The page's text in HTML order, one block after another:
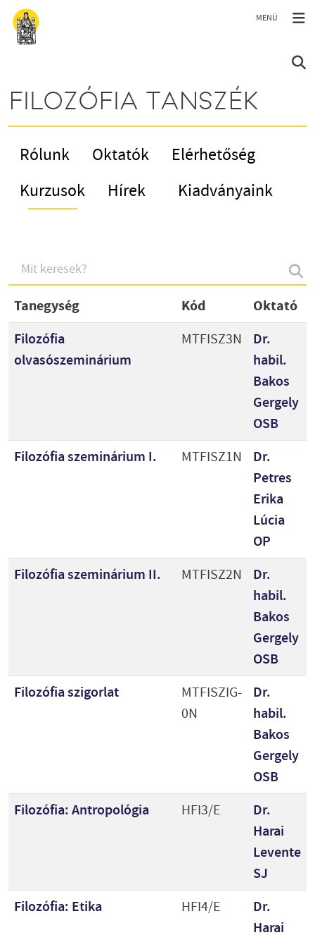
Ugrás a tartalomra
FILOZÓFIA TANSZÉK
Rólunk Oktatók
Elérhetőség
Kurzusok
Hírek Kiadványaink
Tanegység Kód Oktató
Filozófia
olvasószeminárium
MTFISZ3N
Dr.
habil.
Bakos
Gergely
OSB
Filozófia szeminárium I.
MTFISZ1N
Dr.
Petres
Erika
Lúcia
OP
Filozófia szeminárium II.
MTFISZ2N
Dr.
habil.
Bakos
Gergely
OSB
Filozófia szigorlat
MTFISZIG-
0N
Dr.
habil.
Bakos
Gergely
OSB
Filozófia: Antropológia
HFI3/E
Dr.
Harai
Levente
SJ
Filozófia: Etika
HFI4/E
Dr.
Harai